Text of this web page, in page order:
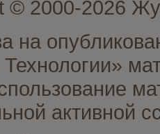
© 2000-2026
на
Технологии»
активной